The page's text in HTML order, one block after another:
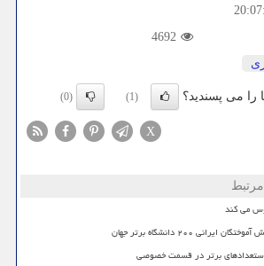
4692
را می پسندید؟ (1)
(0)
X
می کند
۲۰۰ دانشگاه برتر جهان
برتر در قسمت خصوصی